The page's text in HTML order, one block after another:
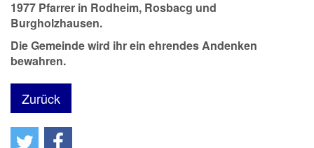
1977 Pfarrer in Rodheim, Rosbacg und
Burgholzhausen.
Die Gemeinde wird ihr ein ehrendes Andenken
bewahren.
Zurück